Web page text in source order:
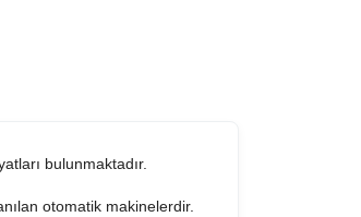
bulunmaktadır.
otomatik makinelerdir.